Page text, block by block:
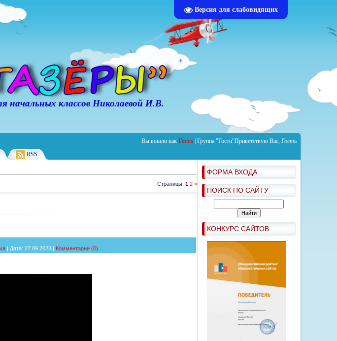
Версия для слабовидящих
классов Николаевой И.В.
Вы вошли как Гость Группа "Гости"Приветствую Вас, Гость
RSS
ФОРМА ВХОДА
ПОИСК ПО САЙТУ
КОНКУРС САЙТОВ
Страницы: 1 2 »
| Дата: 27.09.2023 | Комментарии (0)